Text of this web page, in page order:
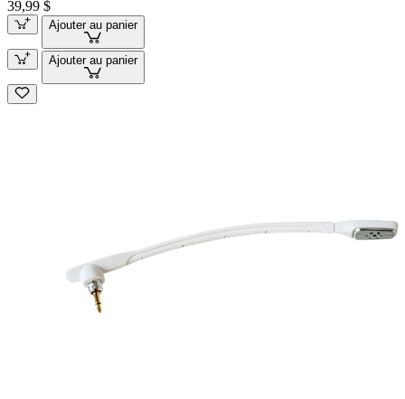
39,99 $
Ajouter au panier
Ajouter au panier